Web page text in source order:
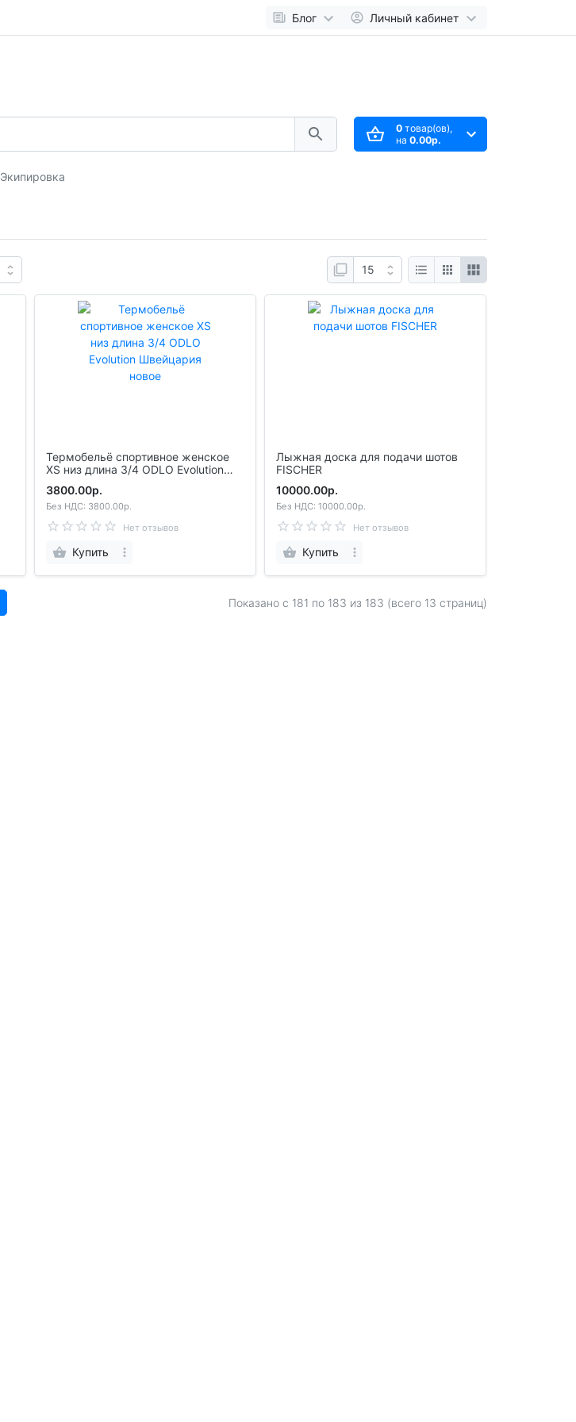
Блог Личный кабинет
0товар(ов),
на 0.00р.
Экипировка
Термобельё спортивное женское
XS низ длина 3/4 ODLO Evolution
3800.00р.
Без НДС: 3800.00р.
Нет отзывов
Купить
Лыжная доска для подачи шотов
FISCHER
10000.00р.
Без НДС: 10000.00р.
Нет отзывов
Купить
Показано с 181 по 183 из 183 (всего 13 страниц)